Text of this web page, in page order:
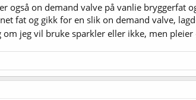
også on demand valve på vanlie bryggerfat
fat og gikk for en slik on demand valve,
om jeg vil bruke sparkler eller ikke, men